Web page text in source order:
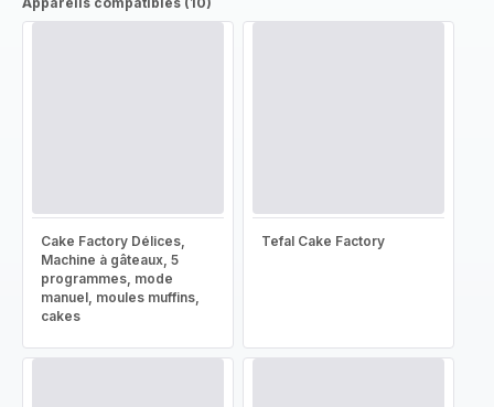
Cake Factory Délices,
Machine à gâteaux, 5
programmes, mode
manuel, moules muffins,
cakes
Tefal Cake Factory